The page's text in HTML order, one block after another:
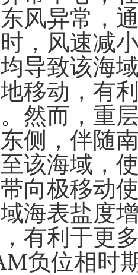
风异常，
，风速减
导致该海
移动，有
然而，重
侧，伴随
该海域，
向极移动
海表盐度
有利于更
负位相时